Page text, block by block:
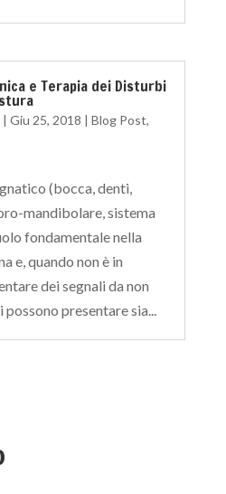
e Terapia dei Disturbi
| Giu 25, 2018 | Blog Post,
(bocca, denti,
mandibolare, sistema
fondamentale nella
e, quando non è in
dei segnali da non
presentare sia...